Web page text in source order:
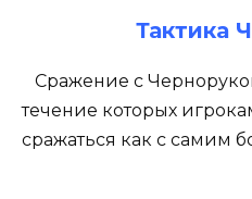
Тактика
Сражение с
течение которых
сражаться как с самим